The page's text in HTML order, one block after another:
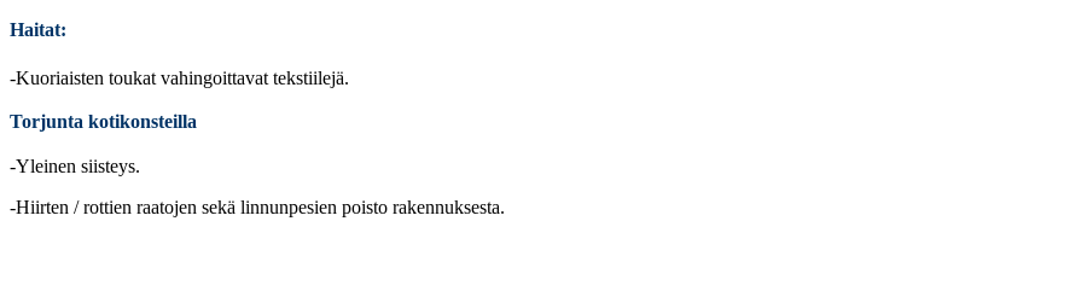
Haitat:
-Kuoriaisten toukat vahingoittavat tekstiilejä.
Torjunta kotikonsteilla
-Yleinen siisteys.
-Hiirten / rottien raatojen sekä linnunpesien poisto rakennuksesta.